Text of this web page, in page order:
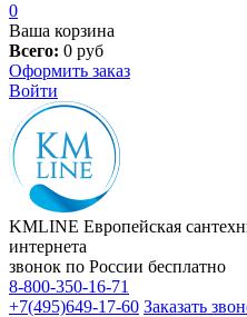
0
Ваша корзина
Всего: 0 руб
Оформить заказ
Войти
KMLINE Европейская
интернета
звонок по России бесплатно
8-800-350-16-71
+7(495)649-17-60 Заказать